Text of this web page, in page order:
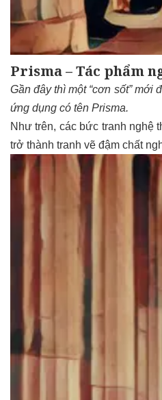
Prisma – Tác phẩm
Gần đây thì một “cơn sốt” mới
ứng dụng có tên Prisma.
Như trên, các bức tranh nghệ
trở thành tranh vẽ đậm chất